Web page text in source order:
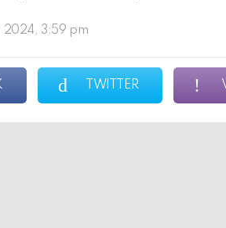
2024, 3:59 pm
TWITTER